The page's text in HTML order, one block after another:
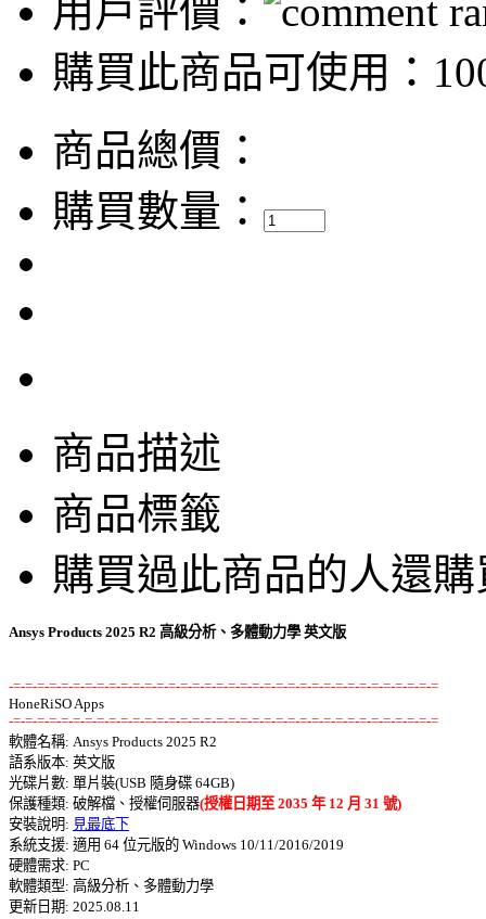
用戶評價：
購買此商品可使用：
商品總價：
購買數量：
商品描述
商品標籤
購買過此商品的人還
Ansys Products 2025 R2 高級分析、多體動力學 英文版
-=-=-=-=-=-=-=-=-=-=-=-=-=-=-=-=-=-=-=-=-=-=-=-=-=-=-=-=-=-=-=-=-=-=-=-=
-=-=-=-=-=-=-=-=-=-=-=-=-=-=-=-=-=-=-=-=-=-=-=-=-=-=-=-=-=-=-=-=-=-=-=-=
軟體名稱: Ansys Products 2025 R2
語系版本: 英文版
光碟片數: 單片裝(USB 隨身碟 64GB)
保護種類: 破解檔、授權伺服器(授權日期至 2035 年 12 月 31 號)
安裝說明: 見最底下
系統支援: 適用 64 位元版的 Windows 10/11/2016/2019
硬體需求: PC
軟體類型: 高級分析、多體動力學
更新日期: 2025.08.11